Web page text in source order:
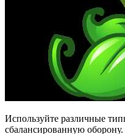
Используйте различные
сбалансированную